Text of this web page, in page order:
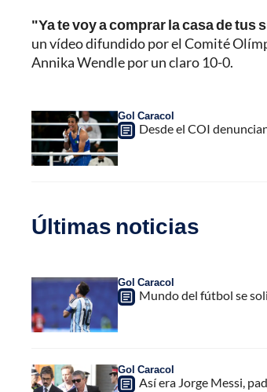
"Ya te voy a comprar la casa de tus
un vídeo difundido por el Comité
Annika Wendle por un claro 10-0.
Gol Caracol
Desde el COI
Últimas noticias
Gol Caracol
Mundo del fútbol se
Gol Caracol
Así era Jorge Messi,